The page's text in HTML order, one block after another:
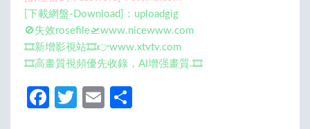
[下載網盤-Download]：uploadgig
🚫失效rosefile🛫www.nicewww.com
🎞️新增影視站🎞️👉www.xtvtv.com
🎞️高畫質視頻優先收錄，AI增强畫質.🎞️
Fa
T
E